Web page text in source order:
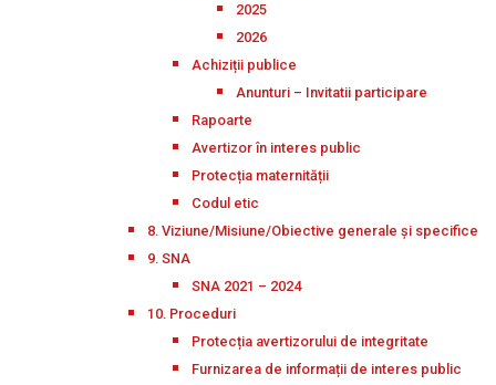
2025
2026
Achiziții publice
Anunturi – Invitatii participare
Rapoarte
Avertizor în interes public
Protecția maternității
Codul etic
8. Viziune/Misiune/Obiective generale și specifice
9. SNA
SNA 2021 – 2024
10. Proceduri
Protecția avertizorului de integritate
Furnizarea de informații de interes public